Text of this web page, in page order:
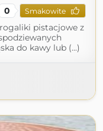
0 Smakowite
pistacjowe z
do kawy lub (...)